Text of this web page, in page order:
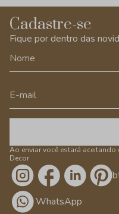
Cadastre-se
Fique por dentro das
Ao enviar você estará aceitando
Decor
/
WhatsApp